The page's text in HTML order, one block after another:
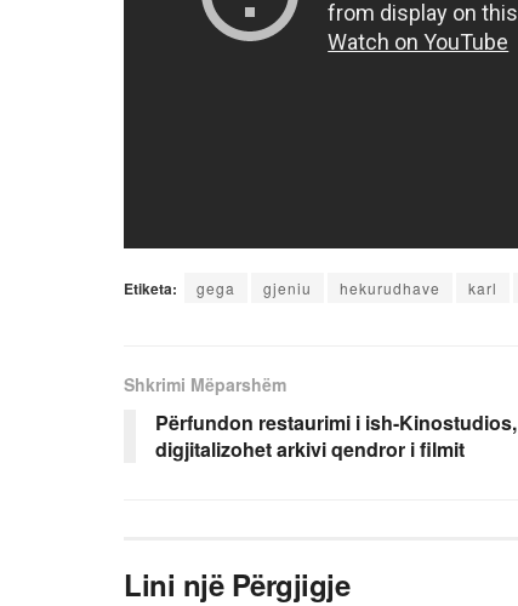
Etiketa: gega gjeniu hekurudhave karl
Shkrimi Mëparshëm
Përfundon restaurimi i ish-Kinostudios,
digjitalizohet arkivi qendror i filmit
Lini një Përgjigje